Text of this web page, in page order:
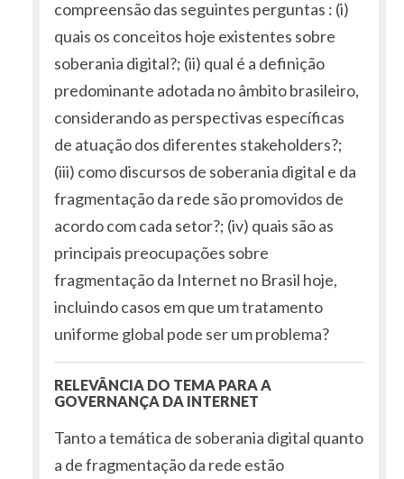
compreensão das seguintes perguntas : (i)
quais os conceitos hoje existentes sobre
soberania digital?; (ii) qual é a definição
predominante adotada no âmbito brasileiro,
considerando as perspectivas específicas
de atuação dos diferentes stakeholders?;
(iii) como discursos de soberania digital e da
fragmentação da rede são promovidos de
acordo com cada setor?; (iv) quais são as
principais preocupações sobre
fragmentação da Internet no Brasil hoje,
incluindo casos em que um tratamento
uniforme global pode ser um problema?
RELEVÂNCIA DO TEMA PARA A
GOVERNANÇA DA INTERNET
Tanto a temática de soberania digital quanto
a de fragmentação da rede estão